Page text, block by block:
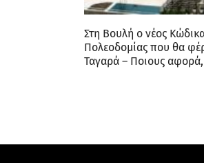
Στη Βουλή ο νέος
Πολεοδομίας που θα
Ταγαρά – Ποιους αφορά,